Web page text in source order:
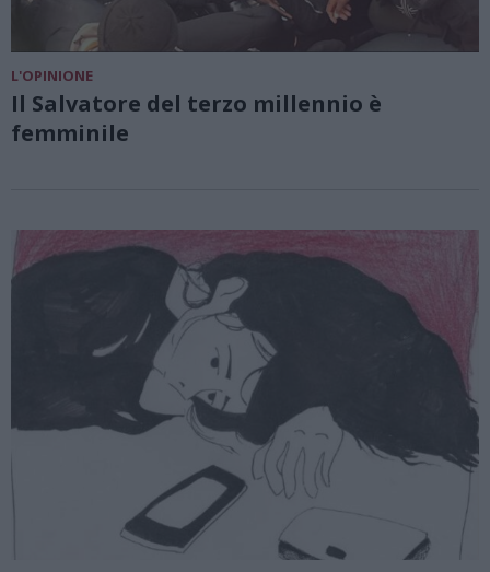
L'OPINIONE
Il Salvatore del terzo millennio è
femminile